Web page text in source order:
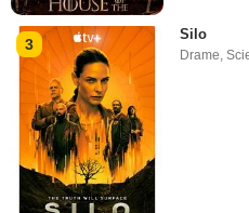
3
Silo
Drame,